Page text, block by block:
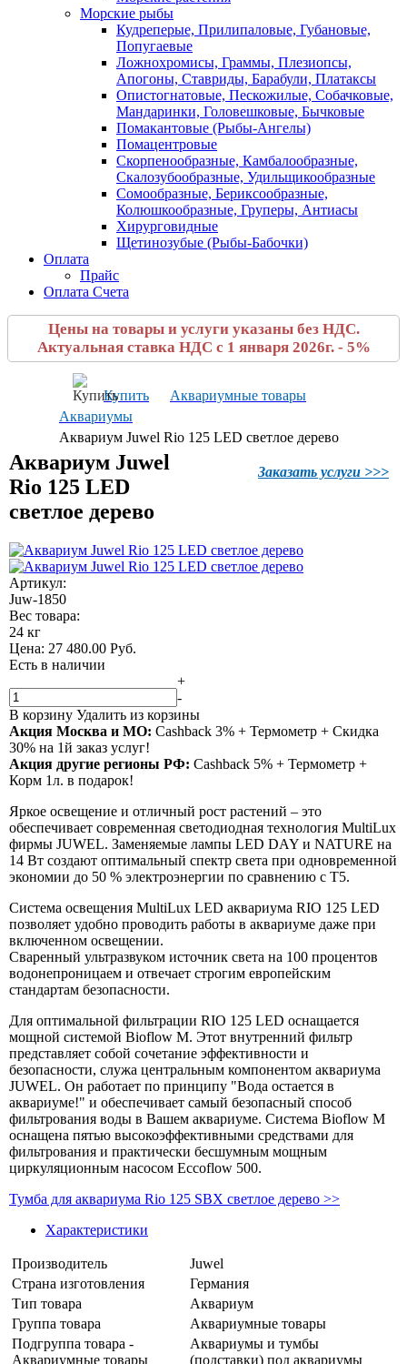
Морские рыбы
Кудреперые, Прилипаловые, Губановые,
Попугаевые
Ложнохромисы, Граммы, Плезиопсы,
Апогоны, Ставриды, Барабули, Платаксы
Опистогнатовые, Пескожилые, Собачковые,
Мандаринки, Головешковые, Бычковые
Помакантовые (Рыбы-Ангелы)
Помацентровые
Скорпенообразные, Камбалообразные,
Скалозубообразные, Удильщикообразные
Сомообразные, Бериксообразные,
Колюшкообразные, Груперы, Антиасы
Хирурговидные
Щетинозубые (Рыбы-Бабочки)
Оплата
Прайс
Оплата Счета
Цены на товары и услуги указаны без НДС.
Актуальная ставка НДС с 1 января 2026г. - 5%
Купить
Аквариумные товары
Аквариумы
Аквариум Juwel Rio 125 LED светлое дерево
Заказать услуги >>>
Аквариум Juwel
Rio 125 LED
светлое дерево
Артикул:
Juw-1850
Вес товара:
24 кг
Цена: 27 480.00 Руб.
Есть в наличии
+
-
В корзину Удалить из корзины
Акция Москва и МО: Сashback 3% + Термометр + Скидка
30% на 1й заказ услуг!
Акция другие регионы РФ: Сashback 5% + Термометр +
Корм 1л. в подарок!
Яркое освещение и отличный рост растений – это
обеспечивает современная светодиодная технология MultiLux
фирмы JUWEL. Заменяемые лампы LED DAY и NATURE на
14 Вт создают оптимальный спектр света при одновременной
экономии до 50 % электроэнергии по сравнению с T5.
Система освещения MultiLux LED аквариума RIO 125 LED
позволяет удобно проводить работы в аквариуме даже при
включенном освещении.
Сваренный ультразвуком источник света на 100 процентов
водонепроницаем и отвечает строгим европейским
стандартам безопасности.
Для оптимальной фильтрации RIO 125 LED оснащается
мощной системой Bioflow M. Этот внутренний фильтр
представляет собой сочетание эффективности и
безопасности, служа центральным компонентом аквариума
JUWEL. Он работает по принципу "Вода остается в
аквариуме!" и обеспечивает самый безопасный способ
фильтрования воды в Вашем аквариуме. Система Bioflow M
оснащена пятью высокоэффективными средствами для
фильтрования и практически бесшумным мощным
циркуляционным насосом Eccoflow 500.
Тумба для аквариума Rio 125 SBX светлое дерево >>
Характеристики
Производитель
Juwel
Страна изготовления
Германия
Тип товара
Аквариум
Группа товара
Аквариумные товары
Подгруппа товара -
Аквариумные товары
Аквариумы и тумбы
(подставки) под аквариумы